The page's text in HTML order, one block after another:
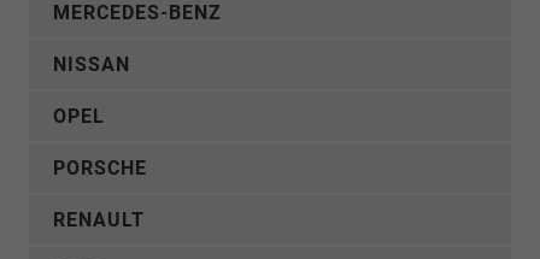
MERCEDES-BENZ
NISSAN
OPEL
PORSCHE
RENAULT